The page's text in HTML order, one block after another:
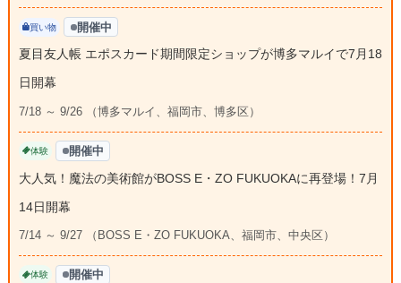
買い物 開催中
夏目友人帳 エポスカード期間限定ショップが博多マルイで7月18
日開幕
7/18 ～ 9/26 （博多マルイ、福岡市、博多区）
体験 開催中
大人気！魔法の美術館がBOSS E・ZO FUKUOKAに再登場！7月
14日開幕
7/14 ～ 9/27 （BOSS E・ZO FUKUOKA、福岡市、中央区）
体験 開催中